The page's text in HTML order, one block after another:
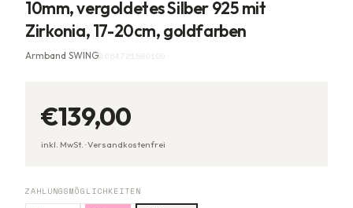
10mm, vergoldetes Silber 925 mit
Zirkonia, 17-20cm, goldfarben
Armband SWING4064721580100
€139,00
inkl. MwSt. ·Versandkostenfrei
ZAHLUNGSMÖGLICHKEITEN